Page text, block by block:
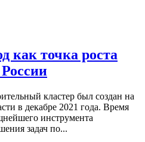
как точка роста
кластер был создан на
в декабре 2021 года. Время
инструмента
задач по...